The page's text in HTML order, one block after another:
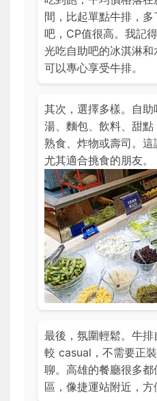
間，比起單點牛排，
吧，CP值很高。我記
光吃自助吧的冰淇淋
可以專心享受牛排。
其次，選擇多樣。自
湯、麵包、飲料、甜
熟食、炸物或壽司。這
尤其適合挑食的朋友。
最後，氛圍輕鬆。牛
較 casual，不需要正
聊。高雄的餐廳很多
區，像捷運站附近，方